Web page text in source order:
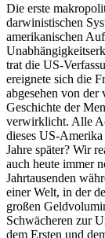
Die erste
darwinistischen
amerikanischen
trat die US-
ereignete sich die
abgesehen von der
Geschichte der
verwirklicht. Alle
dieses US-
Jahre später? Wir
auch heute immer
Jahrtausenden
einer Welt, in der
großen
Schwächeren zur
dem Ersten und